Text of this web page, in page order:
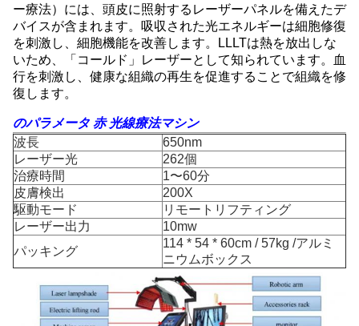
ー療法）には、頭皮に照射するレーザーパネルを備えたデ
バイスが含まれます。吸収された光エネルギーは細胞修復
を刺激し、細胞機能を改善します。LLLTは熱を放出しな
いため、「コールド」レーザーとして知られています。血
行を刺激し、健康な組織の再生を促進することで組織を修
復します。
のパラメータ 赤 光線療法マシン
波長
650nm
レーザー光
262個
治療時間
1〜60分
皮膚検出
200X
駆動モード
リモートリフティング
レーザー出力
10mw
パッキング
114 * 54 * 60cm / 57kg /アルミ
ニウムボックス